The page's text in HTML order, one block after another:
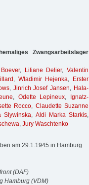
Zwangsarbeitslager
, Liliane Delier,Valentin
, Wladimir Hejenka,
Erster
, Jinrich Josef Jansen, Hala-
, Odette Lepineux,
Ignatz-
Rocco, Claudette Suzanne
Slywinska, Aldi Marka Starkis,
, Jury Waschtenko
am 29.1.1945 in Hamburg
(DAF)
Hamburg (VDM)